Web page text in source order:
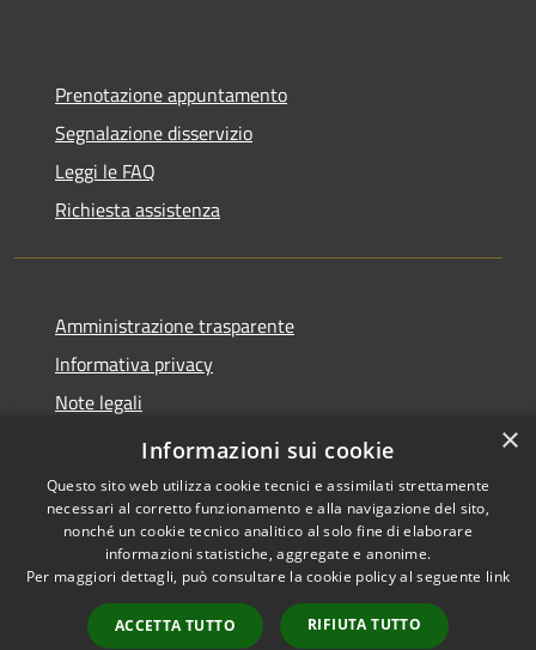
Prenotazione appuntamento
Segnalazione disservizio
Leggi le FAQ
Richiesta assistenza
Amministrazione trasparente
Informativa privacy
Note legali
Dichiarazione di accessibilità
Accessibilità
Copyright © 2026 • Comune di
Tizzano Val Parma • Powered
byMunicipium
Accesso
×
Informazioni sui cookie
Questo sito web utilizza cookie tecnici e assimilati strettamente
necessari al corretto funzionamento e alla navigazione del sito,
nonché un cookie tecnico analitico al solo fine di elaborare
informazioni statistiche, aggregate e anonime.
Per maggiori dettagli, può consultare la cookie policy al seguente link
ACCETTA TUTTO RIFIUTA TUTTO